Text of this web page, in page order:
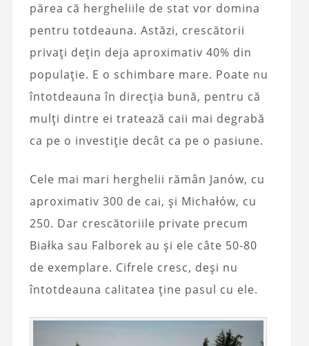
părea că hergheliile de stat vor domina
pentru totdeauna. Astăzi, crescătorii
privați dețin deja aproximativ 40% din
populație. E o schimbare mare. Poate nu
întotdeauna în direcția bună, pentru că
mulți dintre ei tratează caii mai degrabă
ca pe o investiție decât ca pe o pasiune.
Cele mai mari herghelii rămân Janów, cu
aproximativ 300 de cai, și Michałów, cu
250. Dar crescătoriile private precum
Białka sau Falborek au și ele câte 50-80
de exemplare. Cifrele cresc, deși nu
întotdeauna calitatea ține pasul cu ele.